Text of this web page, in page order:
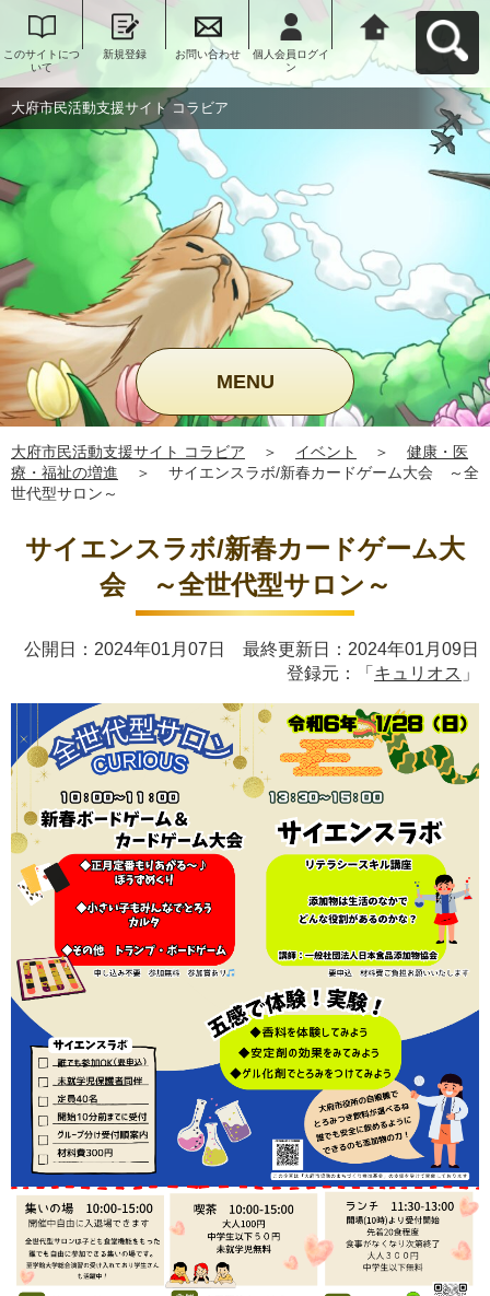
このサイトにつ
いて
新規登録 お問い合わせ
個人会員ログイ
ン
大府市民活動支
援サイト コラビ
アへ戻る
大府市民活動支援サイト コラビア
MENU
大府市民活動支援サイト コラビア ＞ イベント ＞
健康・医
療・福祉の増進
＞
サイエンスラボ/新春カードゲーム大会 ～全
世代型サロン～
サイエンスラボ/新春カードゲーム大
会 ～全世代型サロン～
公開日：2024年01月07日 最終更新日：2024年01月09日
登録元：「 キュリオス 」